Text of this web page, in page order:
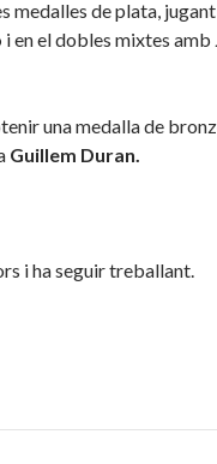
medalles de plata,
i en el dobles mixtes amb
una medalla de
Guillem Duran.
i ha seguir treballant.